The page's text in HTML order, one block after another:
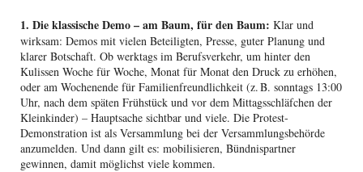
1. Die klassische Demo – am Baum, für den Baum: Klar und
wirksam: Demos mit vielen Beteiligten, Presse, guter Planung und
klarer Botschaft. Ob werktags im Berufsverkehr, um hinter den
Kulissen Woche für Woche, Monat für Monat den Druck zu erhöhen,
oder am Wochenende für Familienfreundlichkeit (z. B. sonntags 13:00
Uhr, nach dem späten Frühstück und vor dem Mittagsschläfchen der
Kleinkinder) – Hauptsache sichtbar und viele. Die Protest-
Demonstration ist als Versammlung bei der Versammlungsbehörde
anzumelden. Und dann gilt es: mobilisieren, Bündnispartner
gewinnen, damit möglichst viele kommen.